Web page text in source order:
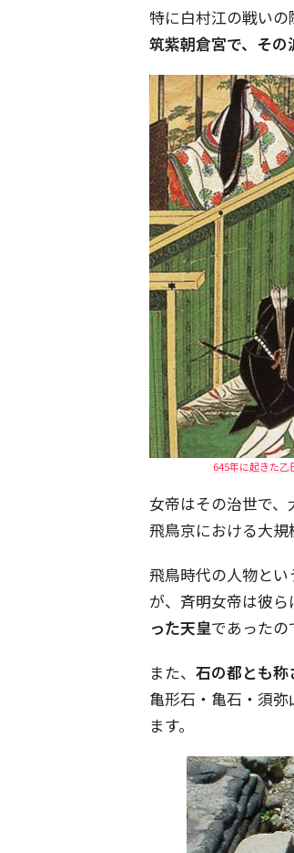
特に白村江の戦い
筑紫朝倉宮で、そ
645年に起きた乙
女帝はその治世で、
飛鳥京における大規
飛鳥時代の人物と
が、斉明女帝は彼
った天皇であったの
また、 石の都とも
亀形石・亀石・須
ます。